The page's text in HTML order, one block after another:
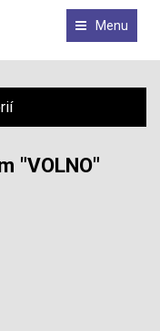
Menu
"VOLNO"